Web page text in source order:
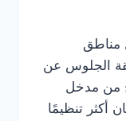
مناطق
الجلوس عن
من مدخل
أكثر تنظيمًا